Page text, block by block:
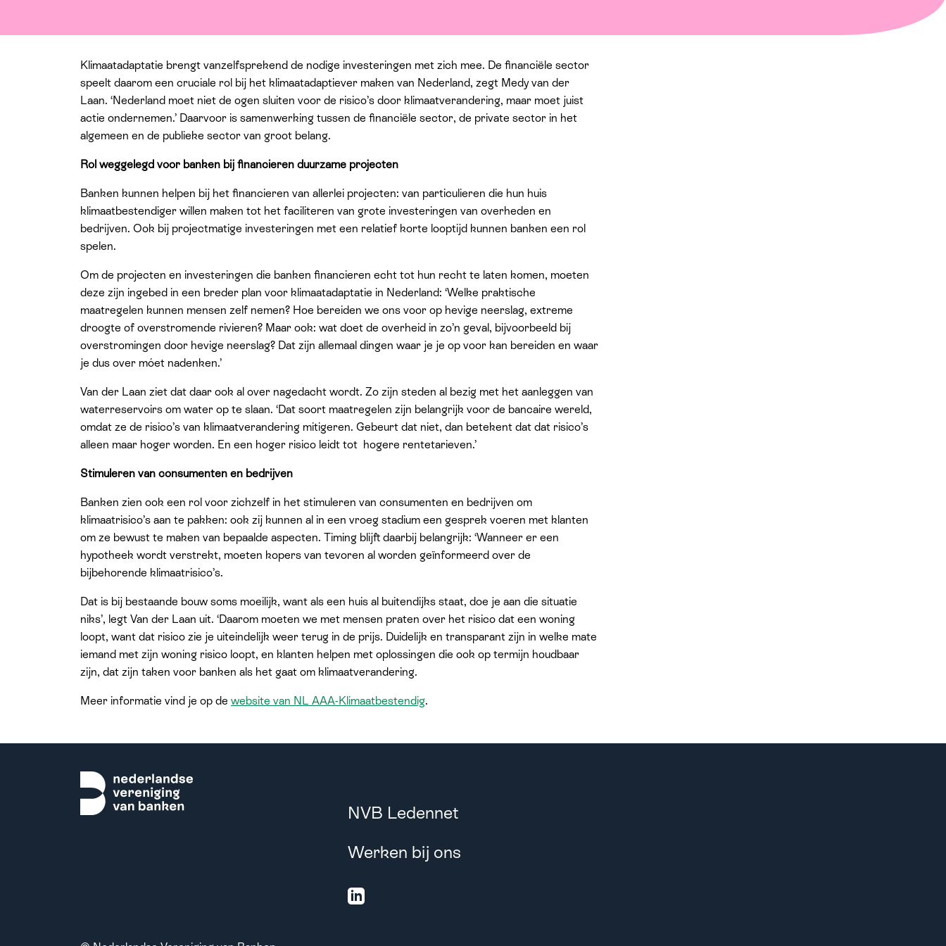
Klimaatadaptatie brengt vanzelfsprekend de nodige investeringen met zich mee. De financiële sector
speelt daarom een cruciale rol bij het klimaatadaptiever maken van Nederland, zegt Medy van der
Laan. ‘Nederland moet niet de ogen sluiten voor de risico’s door klimaatverandering, maar moet juist
actie ondernemen.’ Daarvoor is samenwerking tussen de financiële sector, de private sector in het
algemeen en de publieke sector van groot belang.
Rol weggelegd voor banken bij financieren duurzame projecten
Banken kunnen helpen bij het financieren van allerlei projecten: van particulieren die hun huis
klimaatbestendiger willen maken tot het faciliteren van grote investeringen van overheden en
bedrijven. Ook bij projectmatige investeringen met een relatief korte looptijd kunnen banken een rol
spelen.
Om de projecten en investeringen die banken financieren echt tot hun recht te laten komen, moeten
deze zijn ingebed in een breder plan voor klimaatadaptatie in Nederland: ‘Welke praktische
maatregelen kunnen mensen zelf nemen? Hoe bereiden we ons voor op hevige neerslag, extreme
droogte of overstromende rivieren? Maar ook: wat doet de overheid in zo’n geval, bijvoorbeeld bij
overstromingen door hevige neerslag? Dat zijn allemaal dingen waar je je op voor kan bereiden en waar
je dus over móet nadenken.’
Van der Laan ziet dat daar ook al over nagedacht wordt. Zo zijn steden al bezig met het aanleggen van
waterreservoirs om water op te slaan. ‘Dat soort maatregelen zijn belangrijk voor de bancaire wereld,
omdat ze de risico’s van klimaatverandering mitigeren. Gebeurt dat niet, dan betekent dat dat risico’s
alleen maar hoger worden. En een hoger risico leidt tot hogere rentetarieven.’
Stimuleren van consumenten en bedrijven
Banken zien ook een rol voor zichzelf in het stimuleren van consumenten en bedrijven om
klimaatrisico’s aan te pakken: ook zij kunnen al in een vroeg stadium een gesprek voeren met klanten
om ze bewust te maken van bepaalde aspecten. Timing blijft daarbij belangrijk: ‘Wanneer er een
hypotheek wordt verstrekt, moeten kopers van tevoren al worden geïnformeerd over de
bijbehorende klimaatrisico’s.
Dat is bij bestaande bouw soms moeilijk, want als een huis al buitendijks staat, doe je aan die situatie
niks’, legt Van der Laan uit. ‘Daarom moeten we met mensen praten over het risico dat een woning
loopt, want dat risico zie je uiteindelijk weer terug in de prijs. Duidelijk en transparant zijn in welke mate
iemand met zijn woning risico loopt, en klanten helpen met oplossingen die ook op termijn houdbaar
zijn, dat zijn taken voor banken als het gaat om klimaatverandering.
Meer informatie vind je op de website van NL AAA-Klimaatbestendig.
NVB Ledennet
Werken bij ons